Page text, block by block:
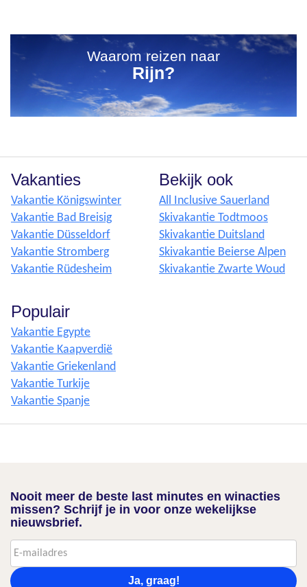
Waarom reizen naar
Rijn?
Vakanties
Vakantie Königswinter
Vakantie Bad Breisig
Vakantie Düsseldorf
Vakantie Stromberg
Vakantie Rüdesheim
Bekijk ook
All Inclusive Sauerland
Skivakantie Todtmoos
Skivakantie Duitsland
Skivakantie Beierse Alpen
Skivakantie Zwarte Woud
Populair
Vakantie Egypte
Vakantie Kaapverdië
Vakantie Griekenland
Vakantie Turkije
Vakantie Spanje
Nooit meer de beste last minutes en winacties
missen? Schrijf je in voor onze wekelijkse
nieuwsbrief.
Ja, graag!